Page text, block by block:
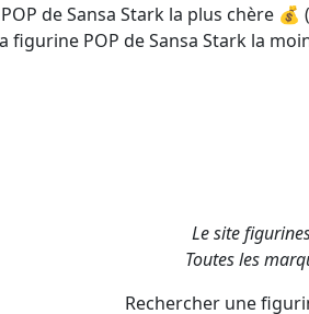
POP de Sansa Stark la plus chère 💰
figurine POP de Sansa Stark la
Le site
Toutes les
Rechercher une